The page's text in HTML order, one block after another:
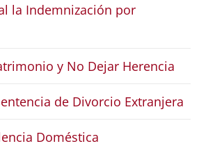
la Indemnización por
y No Dejar Herencia
de Divorcio Extranjera
Doméstica